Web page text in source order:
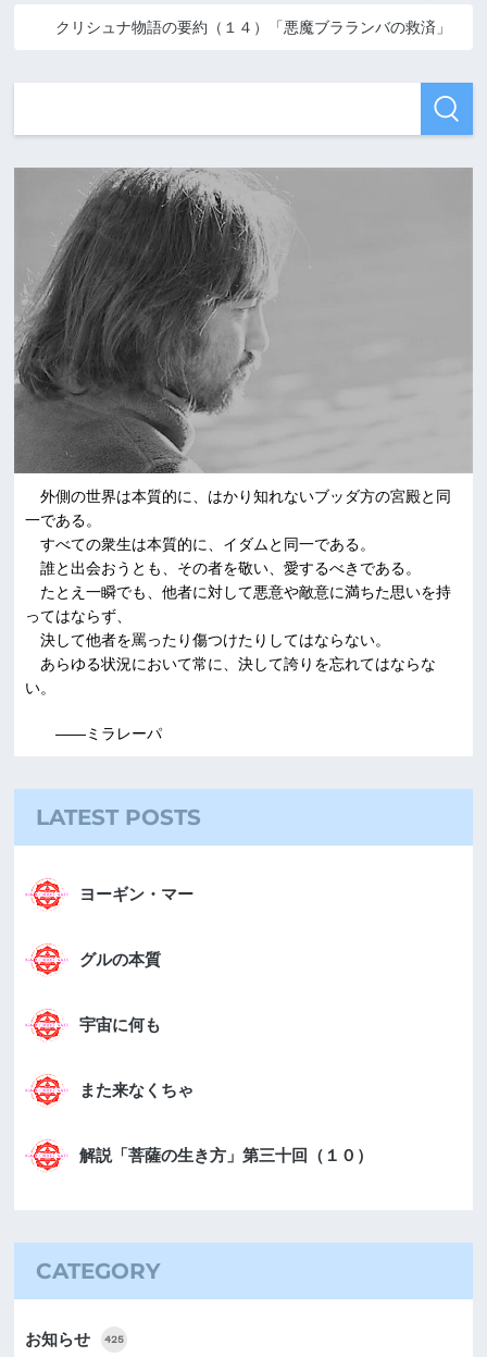
クリシュナ物語の要約（１４）「悪魔ブラランバの救済」
外側の世界は本質的に、はかり知れないブッダ方の宮殿と同
一である。
すべての衆生は本質的に、イダムと同一である。
誰と出会おうとも、その者を敬い、愛するべきである。
たとえ一瞬でも、他者に対して悪意や敵意に満ちた思いを持
ってはならず、
決して他者を罵ったり傷つけたりしてはならない。
あらゆる状況において常に、決して誇りを忘れてはならな
い。
――ミラレーパ
LATEST POSTS
ヨーギン・マー
グルの本質
宇宙に何も
また来なくちゃ
解説「菩薩の生き方」第三十回（１０）
CATEGORY
お知らせ 425